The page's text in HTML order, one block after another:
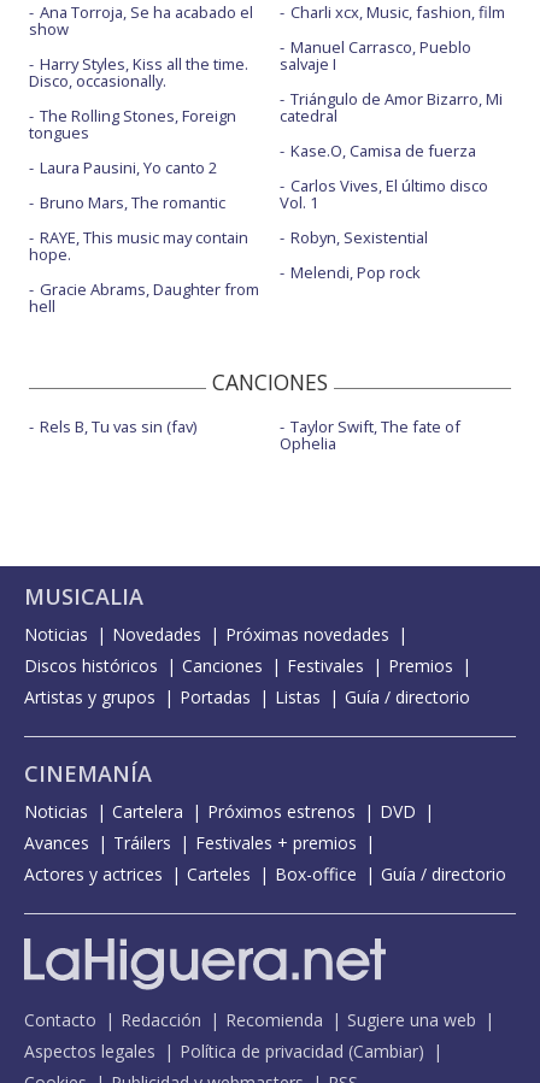
Ana Torroja, Se ha acabado el
show
Harry Styles, Kiss all the time.
Disco, occasionally.
The Rolling Stones, Foreign
tongues
Laura Pausini, Yo canto 2
Bruno Mars, The romantic
RAYE, This music may contain
hope.
Gracie Abrams, Daughter from
hell
Charli xcx, Music, fashion, film
Manuel Carrasco, Pueblo
salvaje I
Triángulo de Amor Bizarro, Mi
catedral
Kase.O, Camisa de fuerza
Carlos Vives, El último disco
Vol. 1
Robyn, Sexistential
Melendi, Pop rock
CANCIONES
Rels B, Tu vas sin (fav) Taylor Swift, The fate of
Ophelia
MUSICALIA
Noticias Novedades
Próximas novedades
Discos históricos
Canciones Festivales
Premios
Artistas y grupos
Portadas Listas Guía / directorio
CINEMANÍA
Noticias Cartelera Próximos estrenos
DVD
Avances
Tráilers
Festivales + premios
Actores y actrices
Carteles Box-office Guía / directorio
Contacto Redacción Recomienda
Sugiere una web
Aspectos legales
Política de privacidad (Cambiar)